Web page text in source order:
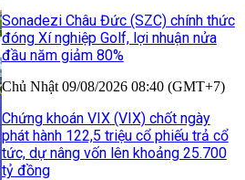
Sonadezi Châu Đức (SZC) chính thức
đóng Xí nghiệp Golf, lợi nhuận nửa
đầu năm giảm 80%
Chủ Nhật 09/08/2026 08:40 (GMT+7)
Chứng khoán VIX (VIX) chốt ngày
phát hành 122,5 triệu cổ phiếu trả cổ
tức, dự nâng vốn lên khoảng 25.700
tỷ đồng